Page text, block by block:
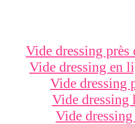
Vide dressing près
Vide dressing en
Vide dressing
Vide dressing
Vide